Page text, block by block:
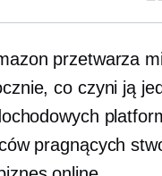
przetwarza
co czyni ją
pragnących